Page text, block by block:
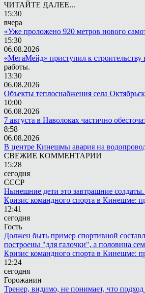
ЧИТАЙТЕ ДАЛЕЕ...
15:30
вчера
«Уже проложено 920 метров нового
15:30
06.08.2026
«МегаМейд» приступил к
работы.
13:30
06.08.2026
Объекты теплоснабжения села
10:00
06.08.2026
7 августа в Наволоках частично
8:58
06.08.2026
В центре Кинешмы авария на
СВЕЖИЕ КОММЕНТАРИИ
15:28
сегодня
СССР
Нынешние дети это завтрашние
Кризис командного спорта в Кинешме:
12:41
сегодня
Гость
Должен быть пример спортивной
построены "для галочки", а половина
Кризис командного спорта в Кинешме:
12:24
сегодня
Горожанин
Тренер, видимо, не понимает, что